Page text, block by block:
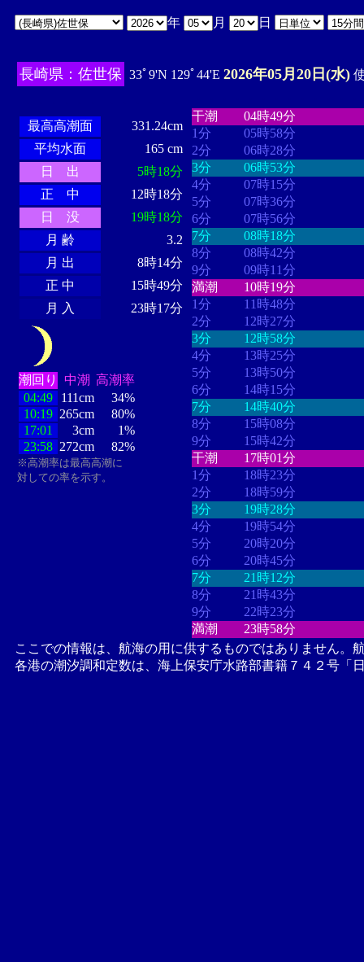
年 月 日
長崎県：佐世保 33ﾟ9'N 129ﾟ44'E 2026年05月20日(水)
最高高潮面
331.24cm
平均水面
165 cm
日 出
5時18分
正 中
12時18分
日 没
19時18分
月 齢
3.2
月 出
8時14分
正 中
15時49分
月 入
23時17分
潮回り 中潮 高潮率
04:49
111cm
34%
10:19 265cm
80%
17:01
3cm
1%
23:58 272cm 82%
※高潮率は最高高潮に
対しての率を示す。
干潮
04時49分
1分
05時58分
2分
06時28分
3分
06時53分
4分
07時15分
5分
07時36分
6分
07時56分
7分
08時18分
8分
08時42分
9分
09時11分
満潮
10時19分
1分
11時48分
2分
12時27分
3分
12時58分
4分
13時25分
5分
13時50分
6分
14時15分
7分
14時40分
8分
15時08分
9分
15時42分
干潮
17時01分
1分
18時23分
2分
18時59分
3分
19時28分
4分
19時54分
5分
20時20分
6分
20時45分
7分
21時12分
8分
21時43分
9分
22時23分
満潮
23時58分
ここでの情報は、航海の用に供するものではありません。
各港の潮汐調和定数は、海上保安庁水路部書籍７４２号「